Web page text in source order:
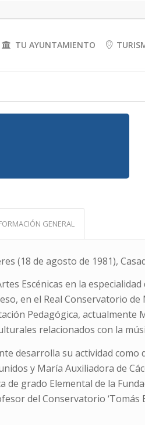
TU AYUNTAMIENTO
GENERAL
(18 de agosto de 1981),
Escénicas en la
en el Real Conservatorio
Pedagógica, actualmente
relacionados con la
desarrolla su actividad como
y María Auxiliadora de
de grado Elemental de la
del Conservatorio ‘Tomás